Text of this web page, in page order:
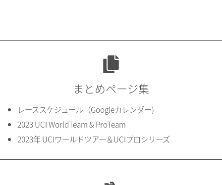
まとめページ集
レーススケジュール（Googleカレンダー)
2023 UCI WorldTeam & ProTeam
2023年 UCIワールドツアー＆UCIプロシリーズ